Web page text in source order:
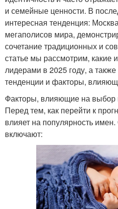
и семейные ценности. В
интересная тенденция:
мегаполисов мира,
сочетание традиционных и
статье мы рассмотрим, какие
лидерами в 2025 году, а
тенденции и факторы,
Факторы, влияющие на выбор
Перед тем, как перейти к
влияет на популярность
включают: